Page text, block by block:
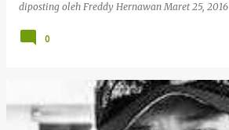
diposting oleh Freddy Hernawan Maret 25, 2016
0